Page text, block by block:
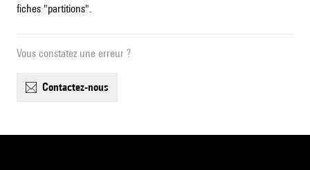
fiches "partitions".
Vous constatez une erreur ?
contactez-nous